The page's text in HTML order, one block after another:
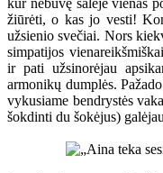
kur nebuvę salėje vienas
žiūrėti, o kas jo vesti!
užsienio svečiai. Nors
simpatijos
ir pati užsinorėjau
armonikų dumplės.
vykusiame bendrystės
šokdinti du šokėjus)